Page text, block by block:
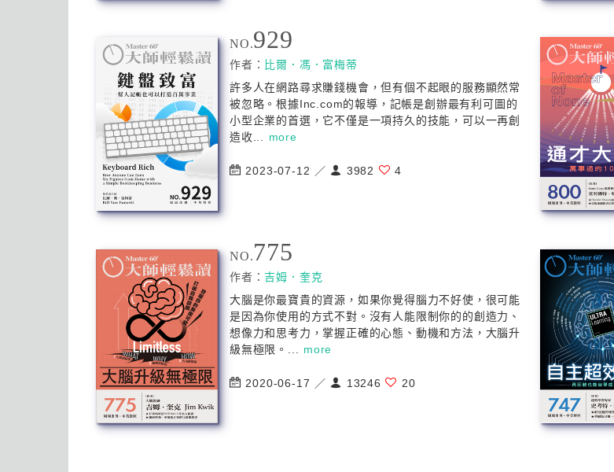
NO.929
作者： 比爾．馮．富梅蒂
許多人在網路尋求賺錢機會，但有個不起眼的服務顯然常
被忽略。根據Inc.com的報導，記帳是創辦最有利可圖的
小型企業的首選，它不僅是一項持久的技能，可以一再創
造收... more
2023-07-12 ／ 3982 4
NO.775
作者：吉姆．奎克
大腦是你最寶貴的資源，如果你覺得腦力不好使，很可能
是因為你使用的方式不對。沒有人能限制你的的創造力、
想像力和思考力，掌握正確的心態、動機和方法，大腦升
級無極限。... more
2020-06-17 ／ 13246 20